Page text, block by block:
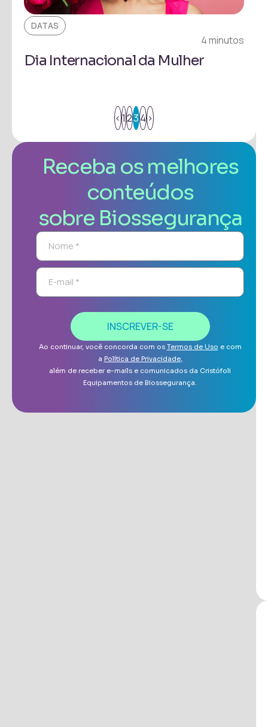
DATAS
4 minutos
Dia Internacional da Mulher
<1234>
Receba os melhores
conteúdos
sobre Biossegurança
INSCREVER-SE
Ao continuar, você concorda com os Termos de Uso e com
a Política de Privacidade,
além de receber e-mails e comunicados da Cristófoli
Equipamentos de Biossegurança.